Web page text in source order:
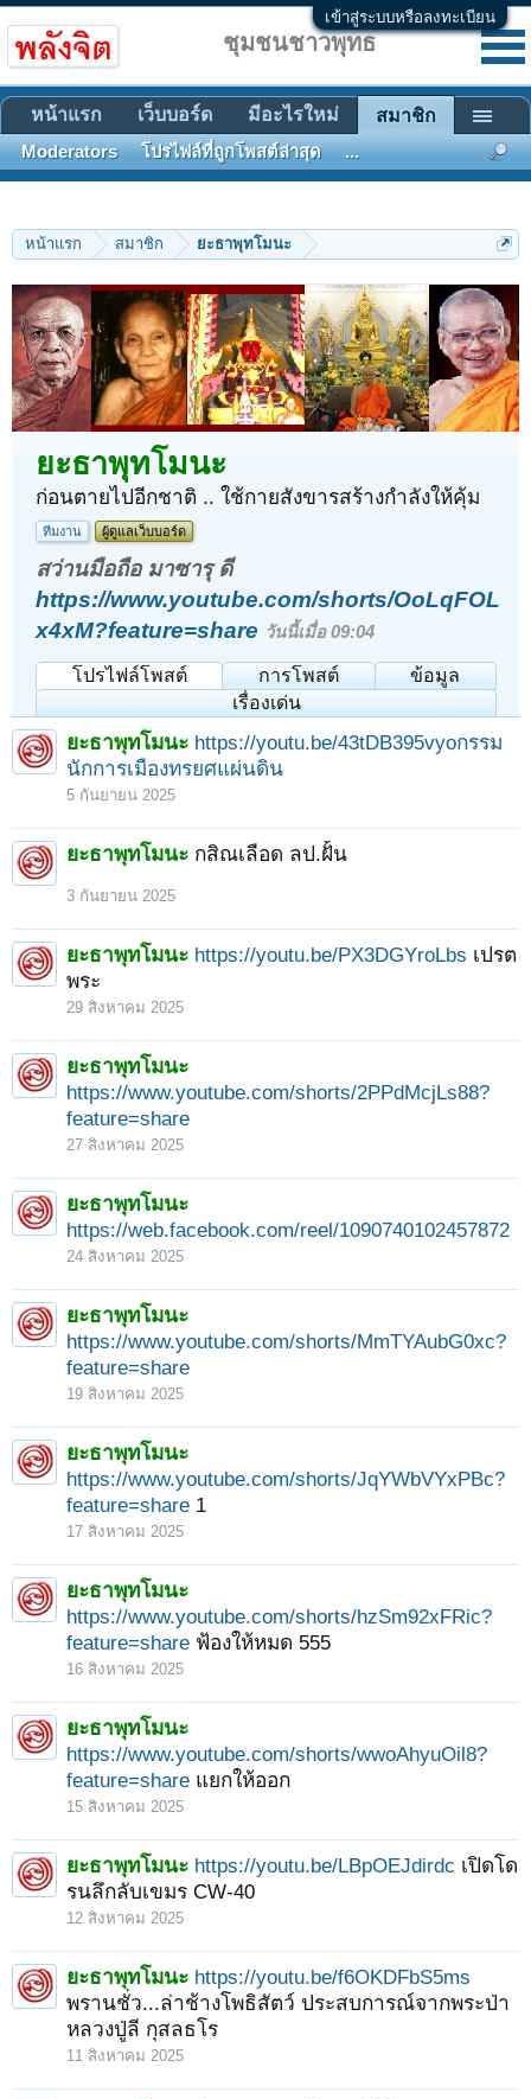
เข้าสู่ระบบหรือลงทะเบียน
หน้าแรก สมาชิก ยะธาพุทโมนะ
ยะธาพุทโมนะ
ก่อนตายไปอีกชาติ .. ใช้กายสังขารสร้างกำลังให้คุ้ม
ทีมงาน ผู้ดูแลเว็บบอร์ด
สว่านมือถือ มาซารุ ดี
https://www.youtube.com/shorts/OoLqFOL
x4xM?feature=share วันนี้เมื่อ 09:04
โปรไฟล์โพสต์ การโพสต์
ข้อมูล
เรื่องเด่น
ยะธาพุทโมนะ https://youtu.be/43tDB395vyoกรรม
นักการเมืองทรยศแผ่นดิน
5 กันยายน 2025
ยะธาพุทโมนะ กสิณเลือด ลป.ฝั้น
3 กันยายน 2025
ยะธาพุทโมนะ https://youtu.be/PX3DGYroLbs เปรต
พระ
29 สิงหาคม 2025
ยะธาพุทโมนะ
https://www.youtube.com/shorts/2PPdMcjLs88?
feature=share
27 สิงหาคม 2025
ยะธาพุทโมนะ
https://web.facebook.com/reel/1090740102457872
24 สิงหาคม 2025
ยะธาพุทโมนะ
https://www.youtube.com/shorts/MmTYAubG0xc?
feature=share
19 สิงหาคม 2025
ยะธาพุทโมนะ
https://www.youtube.com/shorts/JqYWbVYxPBc?
feature=share 1
17 สิงหาคม 2025
ยะธาพุทโมนะ
https://www.youtube.com/shorts/hzSm92xFRic?
feature=share ฟ้องให้หมด 555
16 สิงหาคม 2025
ยะธาพุทโมนะ
https://www.youtube.com/shorts/wwoAhyuOil8?
feature=share แยกให้ออก
15 สิงหาคม 2025
ยะธาพุทโมนะ https://youtu.be/LBpOEJdirdc เปิดโด
รนลึกลับเขมร CW-40
12 สิงหาคม 2025
ยะธาพุทโมนะ https://youtu.be/f6OKDFbS5ms
พรานชั่ว...ล่าช้างโพธิสัตว์ ประสบการณ์จากพระป่า
หลวงปู่ลี กุสลธโร
11 สิงหาคม 2025
ชุมชนชาวพุทธ
หน้าแรก เว็บบอร์ด มีอะไรใหม่ สมาชิก
Moderators โปรไฟล์ที่ถูกโพสต์ล่าสุด ...